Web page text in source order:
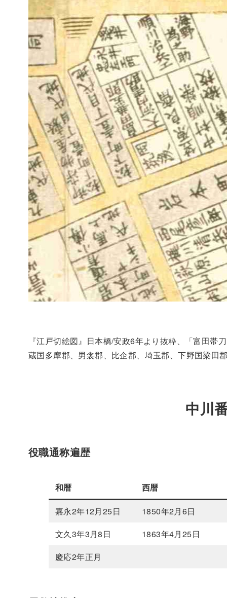
『江戸切絵図』日本橋/安政6年より抜粋、「富田帯
蔵国多摩郡、男衾郡、比企郡、埼玉郡、下野国梁田
中川
役職通称遍歴
和暦 西暦
嘉永2年12月25日 1850年2月6日
文久3年3月8日
1863年4月25日
慶応2年正月